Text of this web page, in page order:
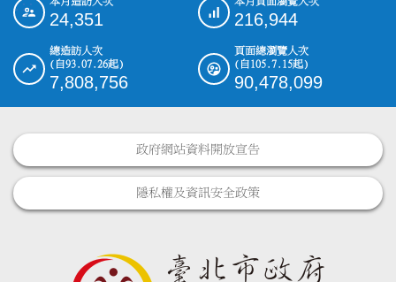
:::
24,351 216,944
總造訪人次
(自93.07.26起)
7,808,756
頁面總瀏覽人次
(自105.7.15起)
90,478,099
政府網站資料開放宣告
隱私權及資訊安全政策